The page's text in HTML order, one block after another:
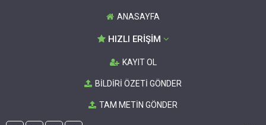
ANASAYFA
HIZLI ERİŞİM
KAYIT OL
BİLDİRİ ÖZETİ GÖNDER
TAM METİN GÖNDER